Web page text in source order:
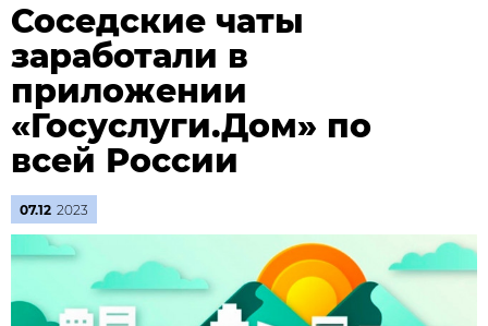
Соседские чаты
заработали в
приложении
«Госуслуги.Дом» по
всей России
07.12 2023